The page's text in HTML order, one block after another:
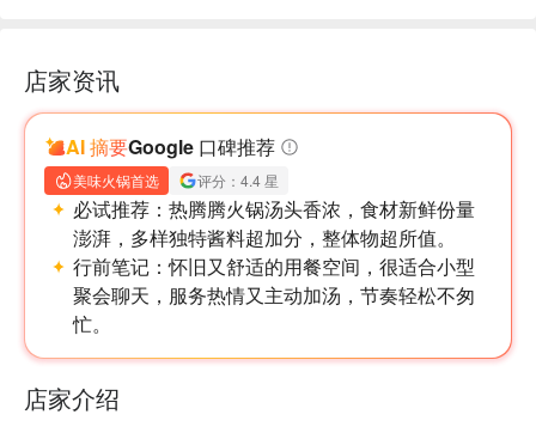
店家资讯
AI 摘要Google 口碑推荐
美味火锅首选 评分：4.4 星
必试推荐： 热腾腾火锅汤头香浓，食材新鲜份量
澎湃，多样独特酱料超加分，整体物超所值。
行前笔记：怀旧又舒适的用餐空间，很适合小型
聚会聊天，服务热情又主动加汤，节奏轻松不匆
忙。
店家介绍